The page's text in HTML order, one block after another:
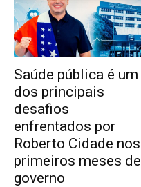
Saúde pública é um
dos principais
desafios
enfrentados por
Roberto Cidade nos
primeiros meses de
governo